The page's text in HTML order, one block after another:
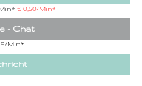
* € 0,50/Min*
- Chat
Min*